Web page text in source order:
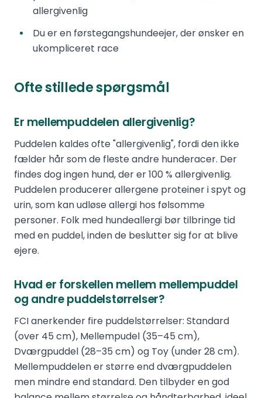
allergivenlig
Du er en førstegangshundeejer, der ønsker en
ukompliceret race
Ofte stillede spørgsmål
Er mellempuddelen allergivenlig?
Puddelen kaldes ofte "allergivenlig", fordi den ikke
fælder hår som de fleste andre hunderacer. Der
findes dog ingen hund, der er 100 % allergivenlig.
Puddelen producerer allergene proteiner i spyt og
urin, som kan udløse allergi hos følsomme
personer. Folk med hundeallergi bør tilbringe tid
med en puddel, inden de beslutter sig for at blive
ejere.
Hvad er forskellen mellem mellempuddel
og andre puddelstørrelser?
FCI anerkender fire puddelstørrelser: Standard
(over 45 cm), Mellempudel (35–45 cm),
Dværgpuddel (28–35 cm) og Toy (under 28 cm).
Mellempuddelen er større end dværgpuddelen
men mindre end standard. Den tilbyder en god